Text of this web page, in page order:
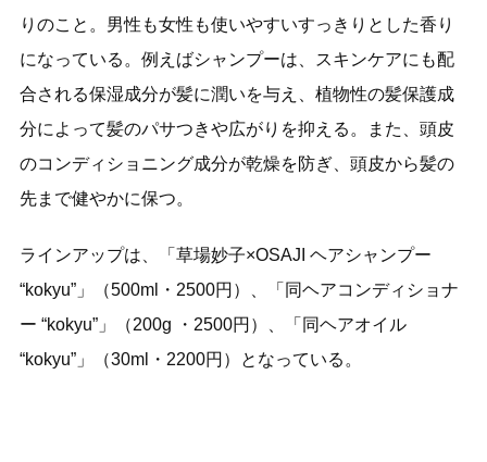
りのこと。男性も女性も使いやすいすっきりとした香り
になっている。例えばシャンプーは、スキンケアにも配
合される保湿成分が髪に潤いを与え、植物性の髪保護成
分によって髪のパサつきや広がりを抑える。また、頭皮
のコンディショニング成分が乾燥を防ぎ、頭皮から髪の
先まで健やかに保つ。
ラインアップは、「草場妙子×OSAJI ヘアシャンプー
“kokyu”」（500ml・2500円）、「同ヘアコンディショナ
ー “kokyu”」（200g ・2500円）、「同ヘアオイル
“kokyu”」（30ml・2200円）となっている。